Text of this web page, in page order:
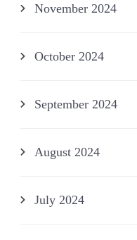
November 2024
October 2024
September 2024
August 2024
July 2024